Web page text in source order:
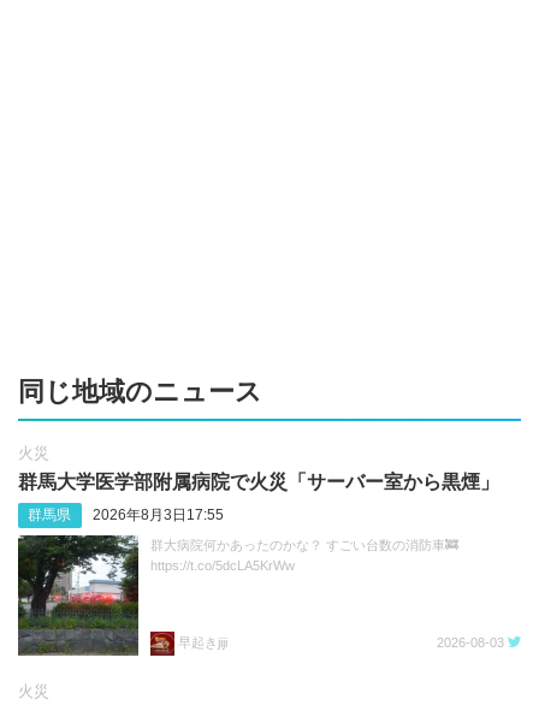
同じ地域のニュース
火災
群馬大学医学部附属病院で火災「サーバー室から黒煙」
群馬県 2026年8月3日17:55
群大病院何かあったのかな？ すごい台数の消防車🚒
https://t.co/5dcLA5KrWw
早起きjiji 2026-08-03
火災